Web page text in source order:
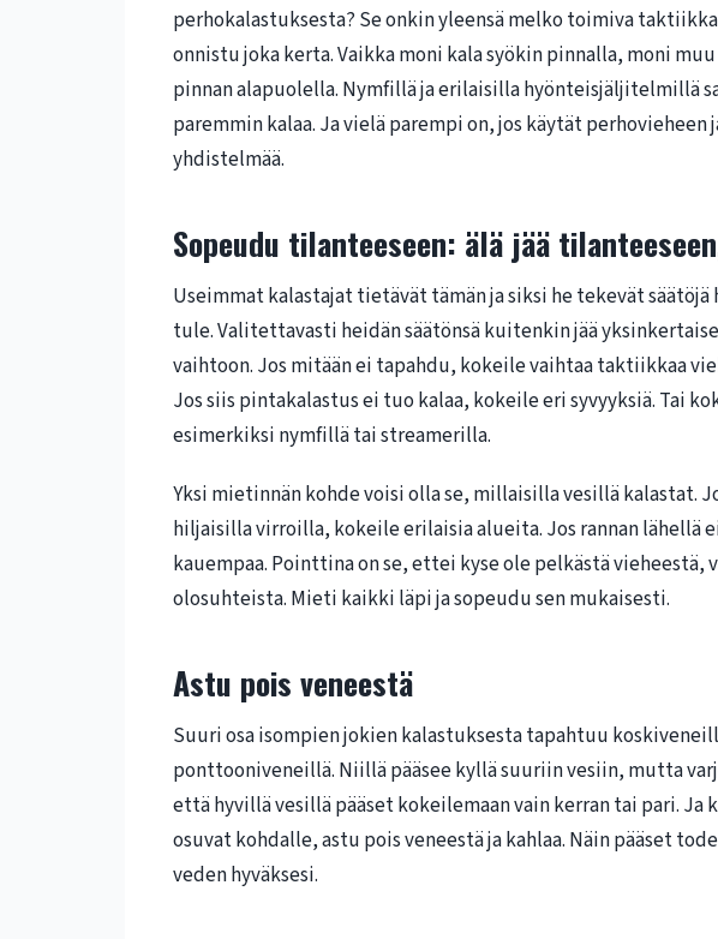
perhokalastuksesta? Se onkin yleensä melko toimiva
onnistu joka kerta. Vaikka moni kala syökin pinnalla, moni
pinnan alapuolella. Nymfillä ja erilaisilla hyönteisjäljitelmillä
paremmin kalaa. Ja vielä parempi on, jos käytät perhovieheen
yhdistelmää.
Sopeudu tilanteeseen: älä jää
Useimmat kalastajat tietävät tämän ja siksi he tekevät säätöjä
tule. Valitettavasti heidän säätönsä kuitenkin jää
vaihtoon. Jos mitään ei tapahdu, kokeile vaihtaa taktiikkaa
Jos siis pintakalastus ei tuo kalaa, kokeile eri syvyyksiä. Tai
esimerkiksi nymfillä tai streamerilla.
Yksi mietinnän kohde voisi olla se, millaisilla vesillä kalastat.
hiljaisilla virroilla, kokeile erilaisia alueita. Jos rannan lähellä
kauempaa. Pointtina on se, ettei kyse ole pelkästä vieheestä,
olosuhteista. Mieti kaikki läpi ja sopeudu sen mukaisesti.
Astu pois veneestä
Suuri osa isompien jokien kalastuksesta tapahtuu
ponttooniveneillä. Niillä pääsee kyllä suuriin vesiin, mutta
että hyvillä vesillä pääset kokeilemaan vain kerran tai pari. Ja
osuvat kohdalle, astu pois veneestä ja kahlaa. Näin pääset
veden hyväksesi.